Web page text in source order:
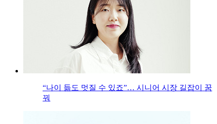
“나이 듦도 멋질 수 있죠”… 시니어 시장 길잡이 꿈
꿔